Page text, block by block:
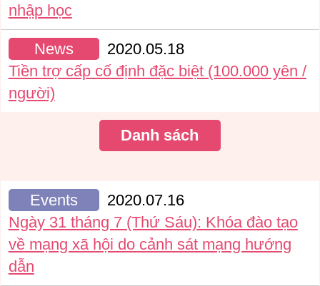
nhập học
News
2020.05.18
Tiền trợ cấp cố định đặc biệt (100.000 yên /
người)
Danh sách
Events
2020.07.16
Ngày 31 tháng 7 (Thứ Sáu): Khóa đào tạo
về mạng xã hội do cảnh sát mạng hướng
dẫn